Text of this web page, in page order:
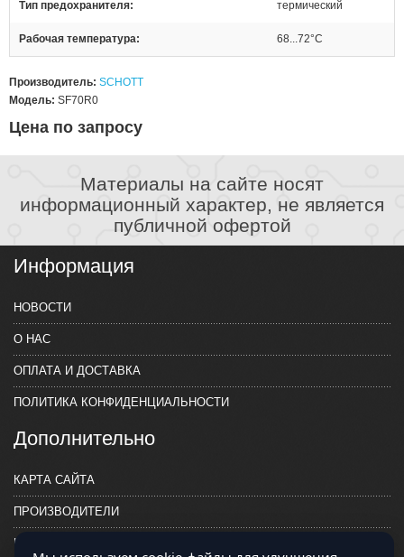
Тип предохранителя термический
Рабочая температура 68...72°C
Производитель: SCHOTT
Модель: SF70R0
Цена по запросу
Материалы на сайте носят
информационный характер, не является
публичной офертой
Информация
НОВОСТИ
О НАС
ОПЛАТА И ДОСТАВКА
ПОЛИТИКА КОНФИДЕНЦИАЛЬНОСТИ
Дополнительно
КАРТА САЙТА
ПРОИЗВОДИТЕЛИ
КОНТАКТЫ